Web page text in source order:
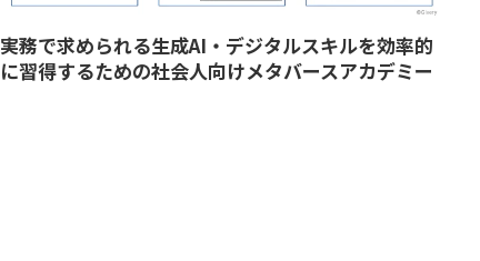
実務で求められる生成AI・デジタルスキルを効率的
に習得するための社会人向けメタバースアカデミー